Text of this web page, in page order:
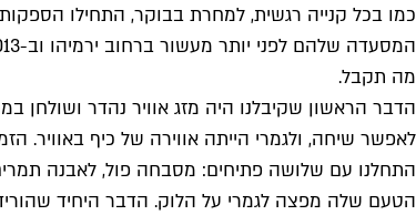
כמו בכל קנייה רגשית, למחרת בבוקר, התחילו
מה תקבל.
הדבר הראשון שקיבלנו היה מזג אוויר נהדר ושולחן
לאפשר שיחה, ולגמרי הייתה אווירה של כיף באוויר.
התחלנו עם שלושה פתיחים: מסבחה פול, לאבנה
הטעם שלה מפצה לגמרי על הלוק. הדבר היחיד